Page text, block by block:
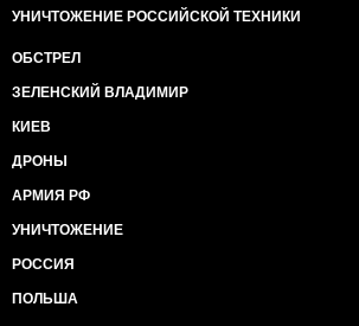
УНИЧТОЖЕНИЕ РОССИЙСКОЙ ТЕХНИКИ
ОБСТРЕЛ
ЗЕЛЕНСКИЙ ВЛАДИМИР
КИЕВ
ДРОНЫ
АРМИЯ РФ
УНИЧТОЖЕНИЕ
РОССИЯ
ПОЛЬША